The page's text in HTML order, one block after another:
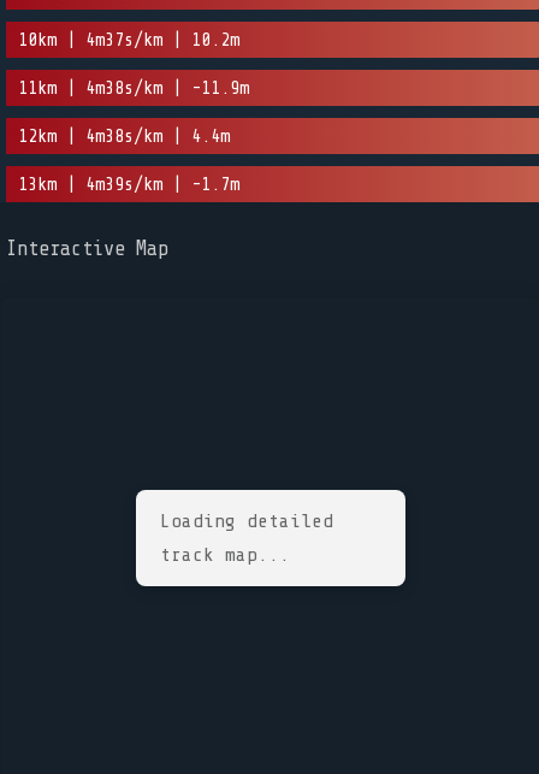
10km | 4m37s/km | 10.2m
11km | 4m38s/km | -11.9m
12km | 4m38s/km | 4.4m
13km | 4m39s/km | -1.7m
Interactive Map
Loading detailed
track map...